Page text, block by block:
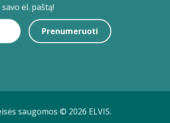
el. paštą!
Prenumeruoti
saugomos © 2026 ELVIS.